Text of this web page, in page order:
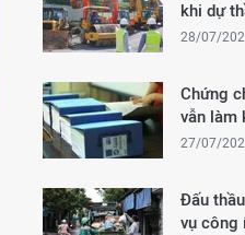
khi dự
28/07/
Chứng
vẫn làm
27/07/
Đấu
vụ công